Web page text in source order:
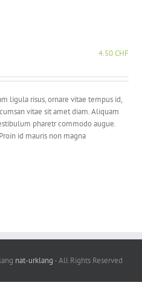
4.50CHF
ligula risus, ornare vitae tempus id,
vitae sit amet diam. Aliquam
pharetr commodo augue.
id mauris non magna
nat-urklang - All Rights Reserved